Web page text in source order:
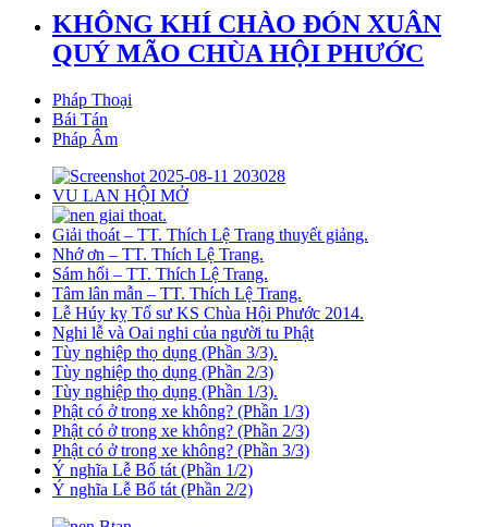
KHÔNG KHÍ CHÀO ĐÓN XUÂN
QUÝ MÃO CHÙA HỘI PHƯỚC
Pháp Thoại
Bái Tán
Pháp Âm
VU LAN HỘI MỞ
Giải thoát – TT. Thích Lệ Trang thuyết giảng.
Nhớ ơn – TT. Thích Lệ Trang.
Sám hối – TT. Thích Lệ Trang.
Tâm lân mẫn – TT. Thích Lệ Trang.
Lễ Húy kỵ Tổ sư KS Chùa Hội Phước 2014.
Nghi lễ và Oai nghi của người tu Phật
Tùy nghiệp thọ dụng (Phần 3/3).
Tùy nghiệp thọ dụng (Phần 2/3)
Tùy nghiệp thọ dụng (Phần 1/3).
Phật có ở trong xe không? (Phần 1/3)
Phật có ở trong xe không? (Phần 2/3)
Phật có ở trong xe không? (Phần 3/3)
Ý nghĩa Lễ Bố tát (Phần 1/2)
Ý nghĩa Lễ Bố tát (Phần 2/2)